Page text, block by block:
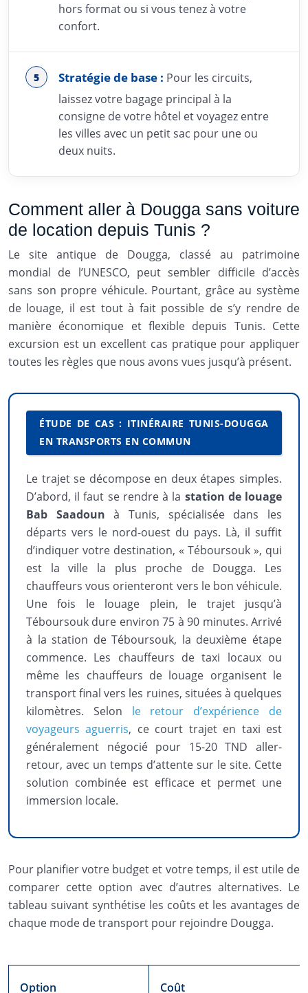
hors format ou si vous tenez à votre
confort.
Stratégie de base : Pour les circuits,
laissez votre bagage principal à la
consigne de votre hôtel et voyagez entre
les villes avec un petit sac pour une ou
deux nuits.
Comment aller à Dougga sans voiture
de location depuis Tunis ?
Le site antique de Dougga, classé au patrimoine
mondial de l’UNESCO, peut sembler difficile d’accès
sans son propre véhicule. Pourtant, grâce au système
de louage, il est tout à fait possible de s’y rendre de
manière économique et flexible depuis Tunis. Cette
excursion est un excellent cas pratique pour appliquer
toutes les règles que nous avons vues jusqu’à présent.
ÉTUDE DE CAS : ITINÉRAIRE TUNIS-DOUGGA
EN TRANSPORTS EN COMMUN
Le trajet se décompose en deux étapes simples.
D’abord, il faut se rendre à la station de louage
Bab Saadoun à Tunis, spécialisée dans les
départs vers le nord-ouest du pays. Là, il suffit
d’indiquer votre destination, « Téboursouk », qui
est la ville la plus proche de Dougga. Les
chauffeurs vous orienteront vers le bon véhicule.
Une fois le louage plein, le trajet jusqu’à
Téboursouk dure environ 75 à 90 minutes. Arrivé
à la station de Téboursouk, la deuxième étape
commence. Les chauffeurs de taxi locaux ou
même les chauffeurs de louage organisent le
transport final vers les ruines, situées à quelques
kilomètres. Selon le retour d’expérience de
voyageurs aguerris, ce court trajet en taxi est
généralement négocié pour 15-20 TND aller-
retour, avec un temps d’attente sur le site. Cette
solution combinée est efficace et permet une
immersion locale.
Pour planifier votre budget et votre temps, il est utile de
comparer cette option avec d’autres alternatives. Le
tableau suivant synthétise les coûts et les avantages de
chaque mode de transport pour rejoindre Dougga.
Option Coût